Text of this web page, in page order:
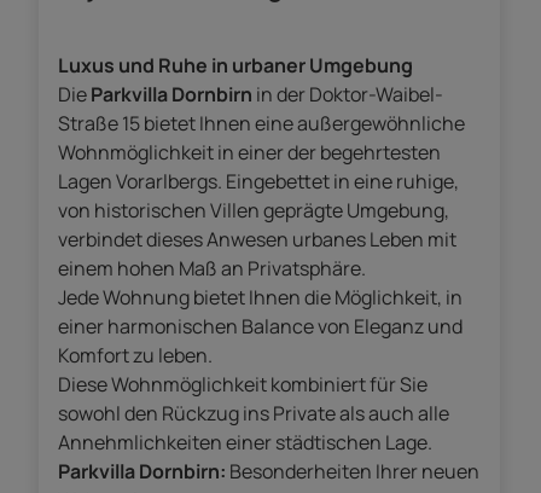
Luxus und Ruhe in urbaner Umgebung
DieParkvilla Dornbirn in der Doktor-Waibel-
Straße 15 bietet Ihnen eine außergewöhnliche
Wohnmöglichkeit in einer der begehrtesten
Lagen Vorarlbergs. Eingebettet in eine ruhige,
von historischen Villen geprägte Umgebung,
verbindet dieses Anwesen urbanes Leben mit
einem hohen Maß an Privatsphäre.
Jede Wohnung bietet Ihnen die Möglichkeit, in
einer harmonischen Balance von Eleganz und
Komfort zu leben.
Diese Wohnmöglichkeit kombiniert für Sie
sowohl den Rückzug ins Private als auch alle
Annehmlichkeiten einer städtischen Lage.
Parkvilla Dornbirn: Besonderheiten Ihrer neuen